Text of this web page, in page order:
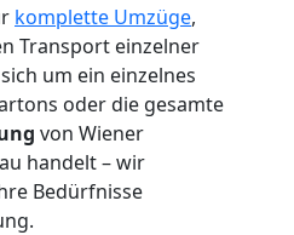
komplette Umzüge,
Transport einzelner
um ein einzelnes
oder die gesamte
von Wiener
handelt – wir
Bedürfnisse